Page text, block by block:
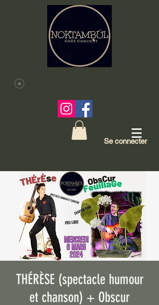
Se connecter
THÉRÈSE (spectacle humour
et chanson) + Obscur